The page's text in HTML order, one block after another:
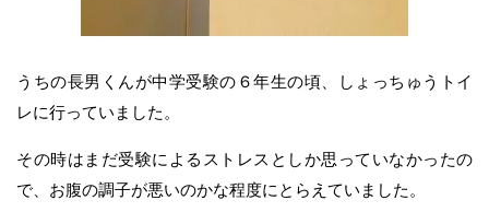
うちの長男くんが中学受験の６年生の頃、しょっちゅうトイ
レに行っていました。
その時はまだ受験によるストレスとしか思っていなかったの
で、お腹の調子が悪いのかな程度にとらえていました。